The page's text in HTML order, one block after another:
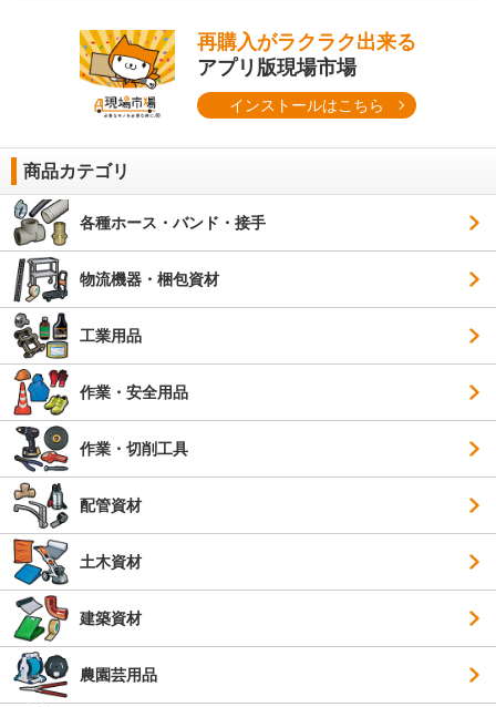
再購入がラクラク出来る
アプリ版現場市場
インストールはこちら
商品カテゴリ
各種ホース・バンド・接手
物流機器・梱包資材
工業用品
作業・安全用品
作業・切削工具
配管資材
土木資材
建築資材
農園芸用品